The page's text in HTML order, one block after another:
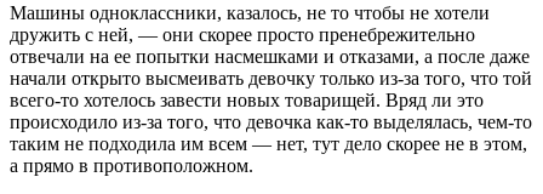
Машины одноклассники, казалось, не то чтобы не хотели
дружить с ней, — они скорее просто пренебрежительно
отвечали на ее попытки насмешками и отказами, а после даже
начали открыто высмеивать девочку только из-за того, что той
всего-то хотелось завести новых товарищей. Вряд ли это
происходило из-за того, что девочка как-то выделялась, чем-то
таким не подходила им всем — нет, тут дело скорее не в этом,
а прямо в противоположном.